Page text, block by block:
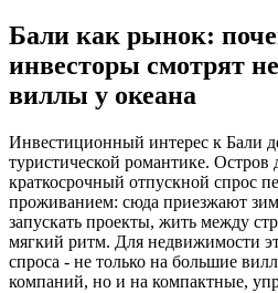
Бали как рынок:
инвесторы смотрят
виллы у океана
Инвестиционный интерес к Бали
туристической романтике. Остров
краткосрочный отпускной спрос
проживанием: сюда приезжают
запускать проекты, жить между
мягкий ритм. Для недвижимости
спроса - не только на большие
компаний, но и на компактные,